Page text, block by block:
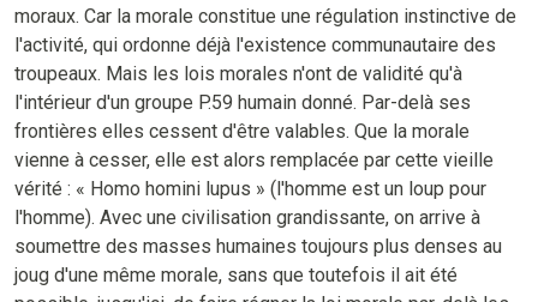
moraux. Car la morale constitue une régulation instinctive de
l'activité, qui ordonne déjà l'existence communautaire des
troupeaux. Mais les lois morales n'ont de validité qu'à
l'intérieur d'un groupe P.59 humain donné. Par-delà ses
frontières elles cessent d'être valables. Que la morale
vienne à cesser, elle est alors remplacée par cette vieille
vérité : « Homo homini lupus » (l'homme est un loup pour
l'homme). Avec une civilisation grandissante, on arrive à
soumettre des masses humaines toujours plus denses au
joug d'une même morale, sans que toutefois il ait été